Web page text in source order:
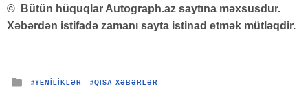
©
Bütün hüquqlar Autograph.az saytına məxsusdur.
Xəbərdən istifadə zamanı sayta istinad etmək mütləqdir.
Posted
#YENİLİKLƏR #QISA XƏBƏRLƏR